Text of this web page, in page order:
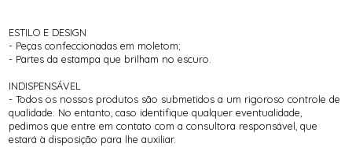
ESTILO E DESIGN
- Peças confeccionadas em moletom;
- Partes da estampa que brilham no escuro.
INDISPENSÁVEL
- Todos os nossos produtos são submetidos a um rigoroso controle de
qualidade. No entanto, caso identifique qualquer eventualidade,
pedimos que entre em contato com a consultora responsável, que
estará à disposição para lhe auxiliar.